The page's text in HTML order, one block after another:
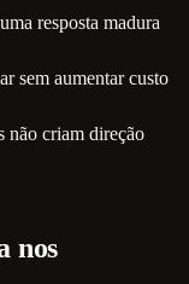
resposta madura
sem aumentar custo
não criam direção
nos